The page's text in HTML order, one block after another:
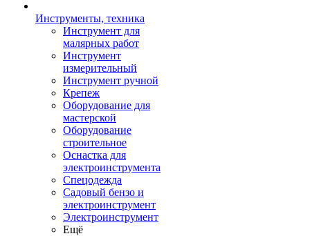
Инструменты, техника
Инструмент для
малярных работ
Инструмент
измерительный
Инструмент ручной
Крепеж
Оборудование для
мастерской
Оборудование
строительное
Оснастка для
электроинструмента
Спецодежда
Садовый бензо и
электроинструмент
Электроинструмент
Ещё